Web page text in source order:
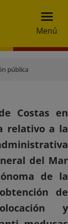
Menú
pública
Costas en
relativo a la
del Mar
de la
de
y